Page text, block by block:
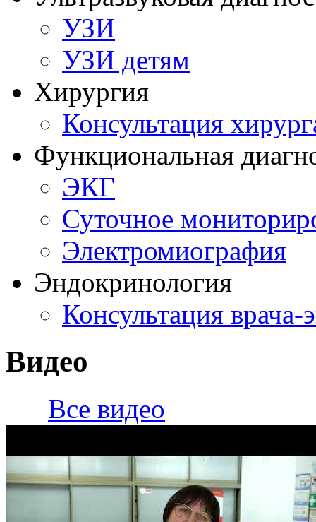
УЗИ
УЗИ детям
Хирургия
Консультация
Функциональная
ЭКГ
Суточное
Электромиография
Эндокринология
Консультация врача-
Видео
Все видео